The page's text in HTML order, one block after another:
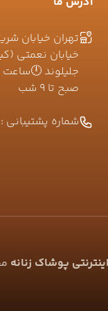
تهران خیابان
صبح تا ۹ شب
شماره پشتیبانی :
پوشاک زنانه